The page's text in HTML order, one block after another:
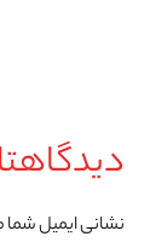
نشانی ایمیل